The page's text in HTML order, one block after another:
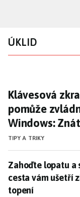
obsahu
ÚKLID
Klávesová
Klávesová
pomůže
Windows:
TIPY A TRIKY
Zahoďte lopatu
Zahoďte lopatu a
cesta vám ušetří
topení